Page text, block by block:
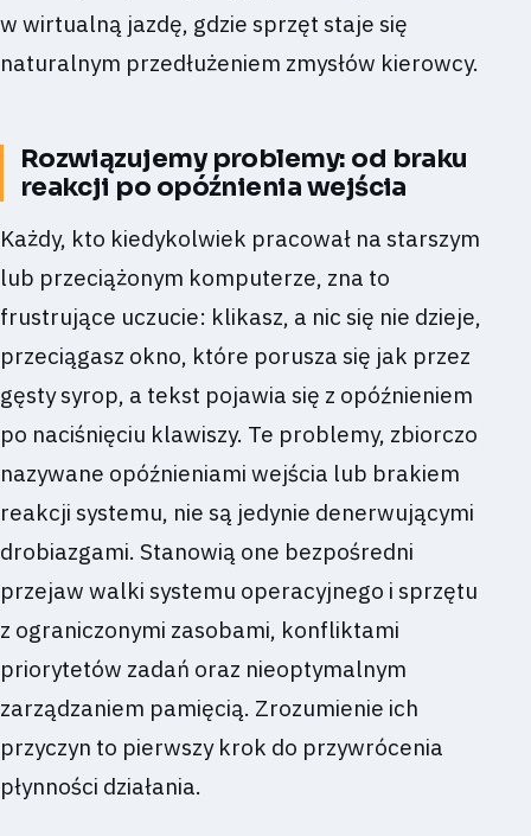
w wirtualną jazdę, gdzie sprzęt staje się
naturalnym przedłużeniem zmysłów kierowcy.
Rozwiązujemy problemy: od braku
reakcji po opóźnienia wejścia
Każdy, kto kiedykolwiek pracował na starszym
lub przeciążonym komputerze, zna to
frustrujące uczucie: klikasz, a nic się nie dzieje,
przeciągasz okno, które porusza się jak przez
gęsty syrop, a tekst pojawia się z opóźnieniem
po naciśnięciu klawiszy. Te problemy, zbiorczo
nazywane opóźnieniami wejścia lub brakiem
reakcji systemu, nie są jedynie denerwującymi
drobiazgami. Stanowią one bezpośredni
przejaw walki systemu operacyjnego i sprzętu
z ograniczonymi zasobami, konfliktami
priorytetów zadań oraz nieoptymalnym
zarządzaniem pamięcią. Zrozumienie ich
przyczyn to pierwszy krok do przywrócenia
płynności działania.